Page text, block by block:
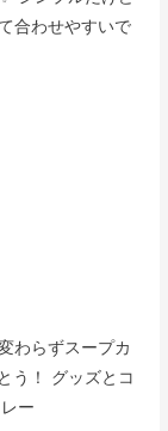
合わせやすいで
わらずスープカ
う！ グッズとコ
ー